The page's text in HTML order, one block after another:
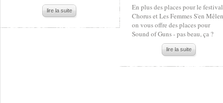
lire la suite
En plus des places pour le festival
Chorus et Les Femmes S'en
on vous offre des places pour
Sound of Guns - pas beau, ça ?
lire la suite